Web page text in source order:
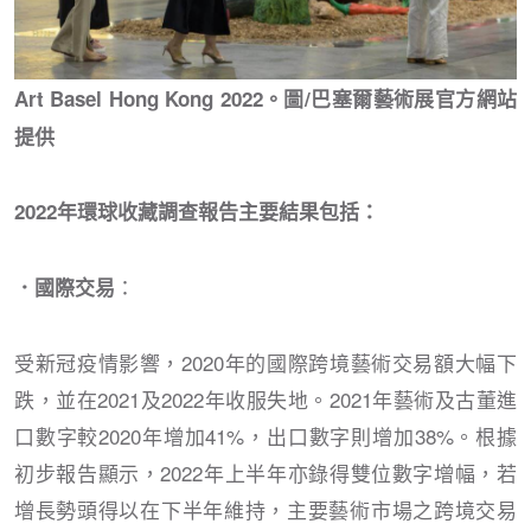
Art Basel Hong Kong 2022。圖/巴塞爾藝術展官方網站
提供
2022年環球收藏調查報告主要結果包括：
．國際交易 ：
受新冠疫情影響，2020年的國際跨境藝術交易額大幅下
跌，並在2021及2022年收服失地。2021年藝術及古董進
口數字較2020年增加41%，出口數字則增加38%。根據
初步報告顯示，2022年上半年亦錄得雙位數字增幅，若
增長勢頭得以在下半年維持，主要藝術市場之跨境交易